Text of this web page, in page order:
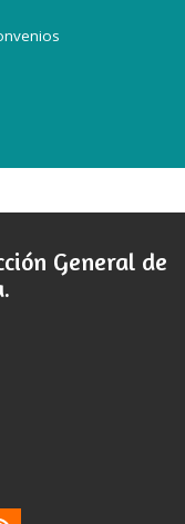
General de